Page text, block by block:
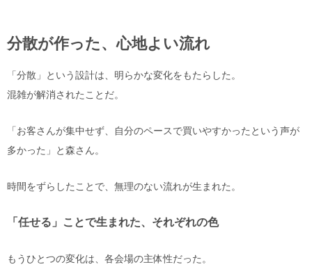
分散が作った、心地よい流れ
「分散」という設計は、明らかな変化をもたらした。
混雑が解消されたことだ。
「お客さんが集中せず、自分のペースで買いやすかったという声が
多かった」と森さん。
時間をずらしたことで、無理のない流れが生まれた。
「任せる」ことで生まれた、それぞれの色
もうひとつの変化は、各会場の主体性だった。